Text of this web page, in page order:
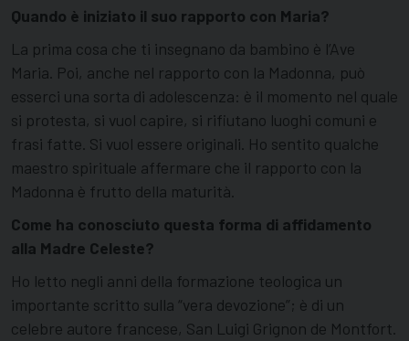
Quando è iniziato il suo rapporto con Maria?
La prima cosa che ti insegnano da bambino è l’Ave
Maria. Poi, anche nel rapporto con la Madonna, può
esserci una sorta di adolescenza: è il momento nel quale
si protesta, si vuol capire, si rifiutano luoghi comuni e
frasi fatte. Si vuol essere originali. Ho sentito qualche
maestro spirituale affermare che il rapporto con la
Madonna è frutto della maturità.
Come ha conosciuto questa forma di affidamento
alla Madre Celeste?
Ho letto negli anni della formazione teologica un
importante scritto sulla “vera devozione”; è di un
celebre autore francese, San Luigi Grignon de Montfort.